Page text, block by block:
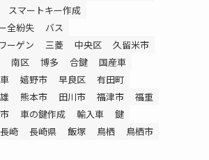
スマートキー作成
全紛失
バス
ーゲン
三菱 中央区
久留米市
南区 博多 合鍵
国産車
嬉野市 早良区
有田町
熊本市 田川市 福津市
福重
車の鍵作成 輸入車
鍵
長崎 長崎県 飯塚 鳥栖
鳥栖市